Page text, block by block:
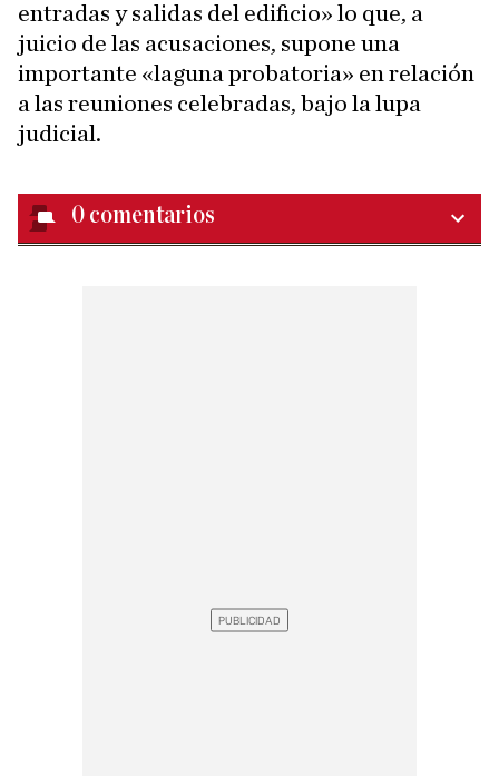
entradas y salidas del edificio» lo que, a
juicio de las acusaciones, supone una
importante «laguna probatoria» en relación
a las reuniones celebradas, bajo la lupa
judicial.
0 comentarios